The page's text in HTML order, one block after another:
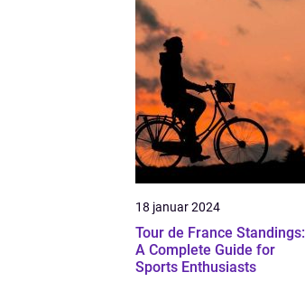
18 januar 2024
Tour de France Standings:
A Complete Guide for
Sports Enthusiasts